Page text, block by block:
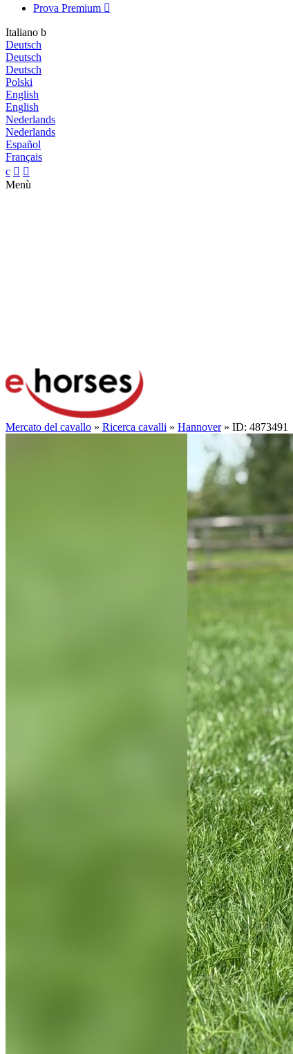
Prova Premium 
Italiano b
Deutsch
Deutsch
Deutsch
Polski
English
English
Nederlands
Nederlands
Español
Français
c  
Menù
Mercato del cavallo » Ricerca cavalli » Hannover» ID: 4873491